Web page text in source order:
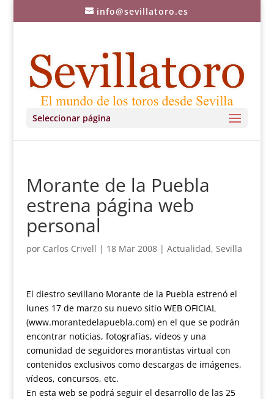
info@sevillatoro.es
Seleccionar página
Morante de la Puebla
estrena página web
personal
por Carlos Crivell | 18 Mar 2008| Actualidad, Sevilla
El diestro sevillano Morante de la Puebla estrenó el
lunes 17 de marzo su nuevo sitio WEB OFICIAL
(www.morantedelapuebla.com) en el que se podrán
encontrar noticias, fotografías, vídeos y una
comunidad de seguidores morantistas virtual con
contenidos exclusivos como descargas de imágenes,
vídeos, concursos, etc.
En esta web se podrá seguir el desarrollo de las 25